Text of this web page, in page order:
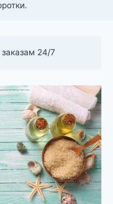
24/7